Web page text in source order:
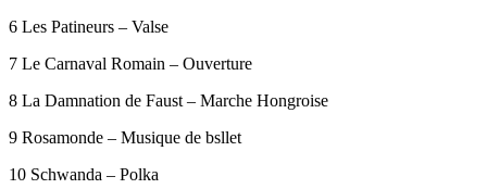
6 Les Patineurs – Valse
7 Le Carnaval Romain – Ouverture
8 La Damnation de Faust – Marche Hongroise
9 Rosamonde – Musique de bsllet
10 Schwanda – Polka